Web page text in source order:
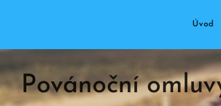
Úvod
Povánoční